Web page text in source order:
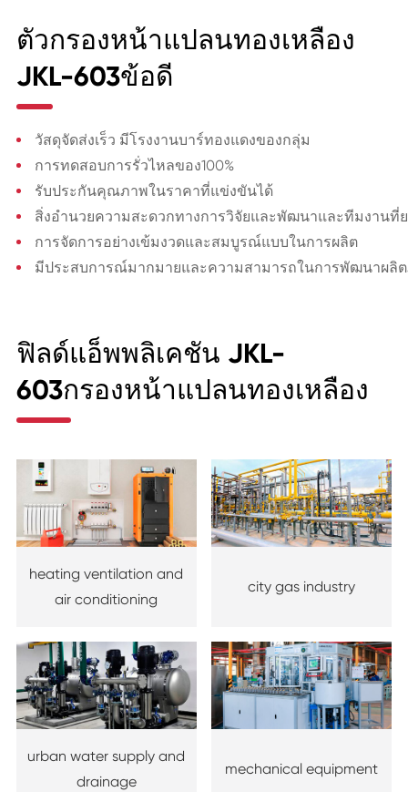
ตัวกรองหน้าแปลนทองเหลือง
JKL-603ข้อดี
วัสดุจัดส่งเร็ว มีโรงงานบาร์ทองแดงของกลุ่ม
การทดสอบการรั่วไหลของ100%
รับประกันคุณภาพในราคาที่แข่งขันได้
สิ่งอำนวยความสะดวกทางการวิจัยและพัฒนาและทีมงานที่
การจัดการอย่างเข้มงวดและสมบูรณ์แบบในการผลิต
มีประสบการณ์มากมายและความสามารถในการพัฒนาผ
ฟิลด์แอ็พพลิเคชัน JKL-
603กรองหน้าแปลนทองเหลือง
heating ventilation and
air conditioning
city gas industry
urban water supply and
drainage
mechanical equipment